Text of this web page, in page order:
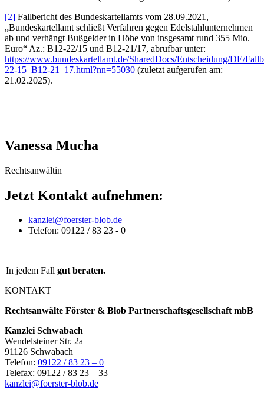
[2] Fallbericht des Bundeskartellamts vom 28.09.2021,
„Bundeskartellamt schließt Verfahren gegen Edelstahlunternehmen
ab und verhängt Bußgelder in Höhe von insgesamt rund 355 Mio.
Euro“ Az.: B12-22/15 und B12-21/17, abrufbar unter:
https://www.bundeskartellamt.de/SharedDocs/Entscheidung/DE/
22-15_B12-21_17.html?nn=55030 (zuletzt aufgerufen am:
21.02.2025).
Vanessa Mucha
Rechtsanwältin
Jetzt Kontakt aufnehmen:
kanzlei@foerster-blob.de
Telefon: 09122 / 83 23 - 0
In jedem Fall gut beraten.
KONTAKT
Rechtsanwälte Förster & Blob Partnerschaftsgesellschaft mbB
Kanzlei Schwabach
Wendelsteiner Str. 2a
91126 Schwabach
Telefon: 09122 / 83 23 – 0
Telefax: 09122 / 83 23 – 33
kanzlei@foerster-blob.de